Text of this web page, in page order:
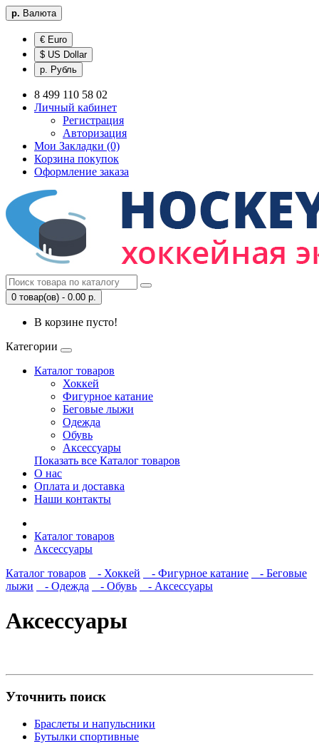
р. Валюта
€ Euro
$ US Dollar
р. Рубль
8 499 110 58 02
Личный кабинет
Регистрация
Авторизация
Мои Закладки (0)
Корзина покупок
Оформление заказа
0 товар(ов) - 0.00 р.
В корзине пусто!
Категории
Каталог товаров
Хоккей
Фигурное катание
Беговые лыжи
Одежда
Обувь
Аксессуары
Показать все Каталог товаров
О нас
Оплата и доставка
Наши контакты
Каталог товаров
Аксессуары
Каталог товаров
- Хоккей - Фигурное катание
- Беговые
лыжи
- Одежда - Обувь - Аксессуары
Аксессуары
Уточнить поиск
Браслеты и напульсники
Бутылки спортивные